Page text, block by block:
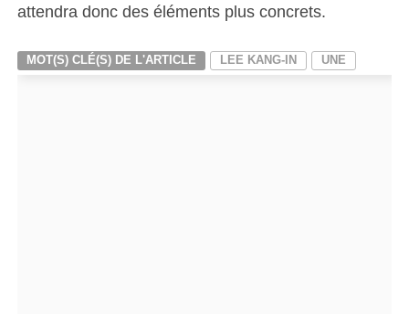
attendra donc des éléments plus concrets.
MOT(S) CLÉ(S) DE L'ARTICLE LEE KANG-IN UNE